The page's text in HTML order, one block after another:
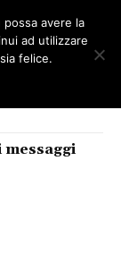
messaggi
avere la
ad utilizzare
felice.